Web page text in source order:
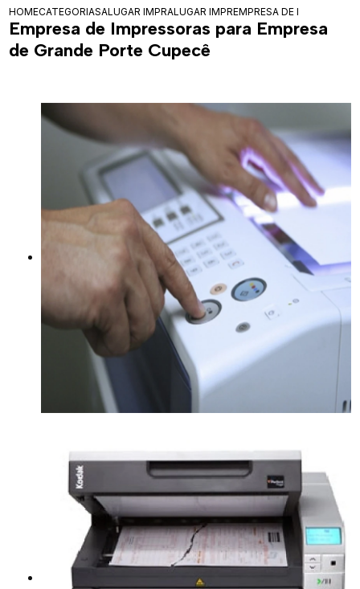
HOMECATEGORIASALUGAR IMPRESSORAALUGAR IMPRESSORAS PARA EMPRESA
EMPRESA DE
Empresa de Impressoras para Empresa
de Grande Porte Cupecê